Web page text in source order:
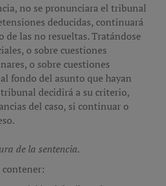
no se pronunciara el tribunal
deducidas, continuará
de las no resueltas. Tratándose
o sobre cuestiones
o sobre cuestiones
fondo del asunto que hayan
decidirá a su criterio,
del caso, si continuar o
de la sentencia.
contener: